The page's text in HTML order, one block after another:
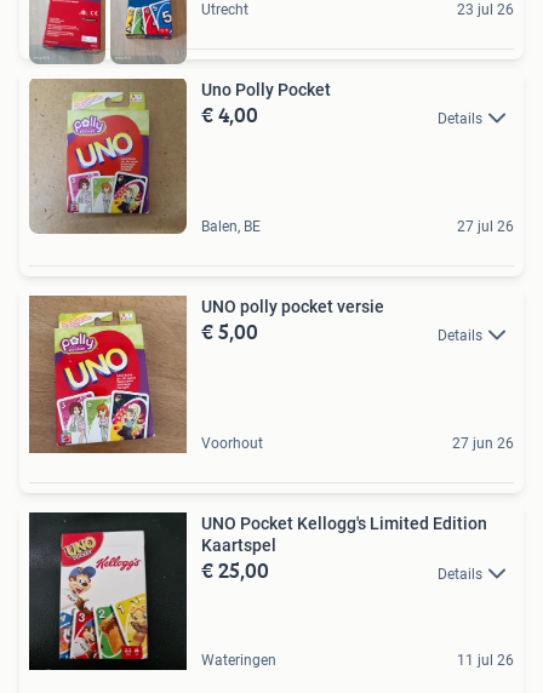
Utrecht 23 jul 26
Uno Polly Pocket
€ 4,00 Details
Balen, BE 27 jul 26
UNO polly pocket versie
€ 5,00 Details
Voorhout 27 jun 26
UNO Pocket Kellogg's Limited Edition
Kaartspel
€ 25,00 Details
Wateringen 11 jul 26